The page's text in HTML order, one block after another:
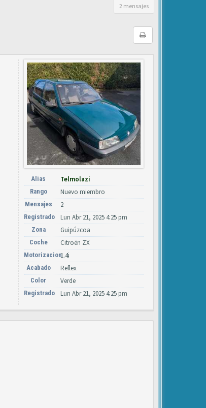
2 mensajes
Alias Telmolazi
Rango Nuevo miembro
Mensajes 2
Registrado Lun Abr 21, 2025 4:25 pm
Zona Guipúzcoa
Coche Citroën ZX
Motorizacion1.4i
Acabado Reflex
Color Verde
Registrado Lun Abr 21, 2025 4:25 pm